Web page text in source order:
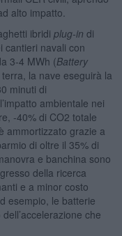
alto impatto.
ibridi plug-in di
cantieri navali con
3-4 MWh (Battery
la nave eseguirà la
minuti di
ambientale nei
-40% di CO2 totale
ammortizzato grazie a
di oltre il 35% di
e banchina sono
della ricerca
e a minor costo
esempio, le batterie
che